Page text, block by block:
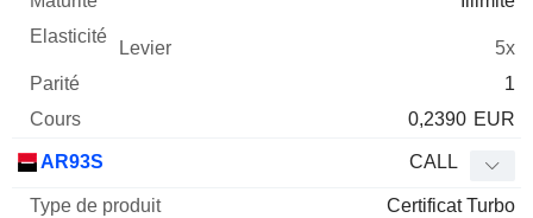
5x
1
0,2390 EUR
AR93S CALL
Certificat Turbo